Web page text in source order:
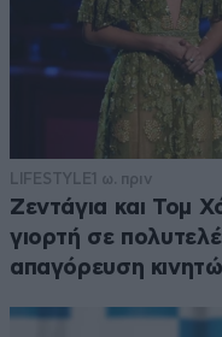
LIFESTYLE1 ω. πριν
Ζεντάγια και Τομ
γιορτή σε
απαγόρευση